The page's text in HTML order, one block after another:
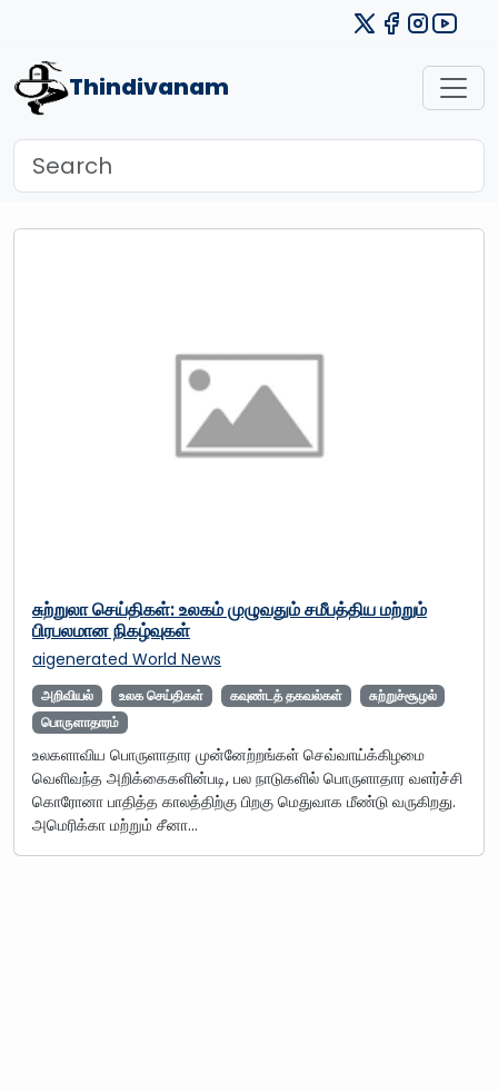
Thindivanam
சுற்றுலா செய்திகள்: உலகம் முழுவதும் சமீபத்திய மற்றும்
பிரபலமான நிகழ்வுகள்
aigenerated World News
அறிவியல் உலக செய்திகள் கவுண்டத் தகவல்கள்
சுற்றுச்சூழல்
பொருளாதாரம்
உலகளாவிய பொருளாதார முன்னேற்றங்கள் செவ்வாய்க்கிழமை
வெளிவந்த அறிக்கைகளின்படி, பல நாடுகளில் பொருளாதார வளர்ச்சி
கொரோனா பாதித்த காலத்திற்கு பிறகு மெதுவாக மீண்டு வருகிறது.
அமெரிக்கா மற்றும் சீனா…